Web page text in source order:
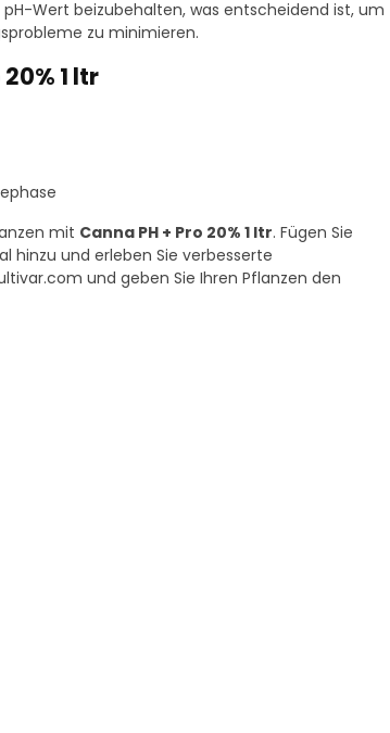
Wert beizubehalten, was entscheidend ist, um
zu minimieren.
1 ltr
mit Canna PH + Pro 20% 1 ltr. Fügen Sie
hinzu und erleben Sie verbesserte
und geben Sie Ihren Pflanzen den